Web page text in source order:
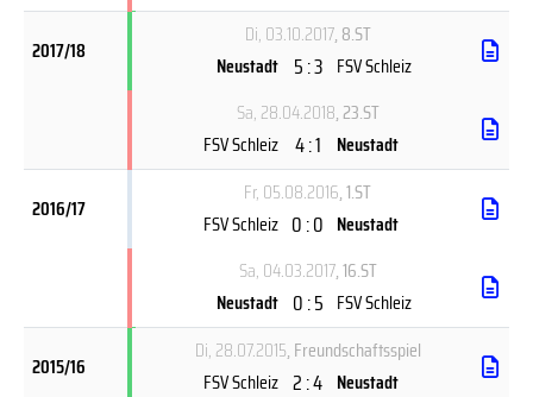
2017/18
Di, 03.10.2017, 8.ST
Neustadt 5 : 3 FSV Schleiz
Sa, 28.04.2018, 23.ST
FSV Schleiz 4 : 1 Neustadt
2016/17
Fr, 05.08.2016, 1.ST
FSV Schleiz 0 : 0 Neustadt
Sa, 04.03.2017, 16.ST
Neustadt 0 : 5 FSV Schleiz
2015/16
Di, 28.07.2015, Freundschaftsspiel
FSV Schleiz 2 : 4 Neustadt